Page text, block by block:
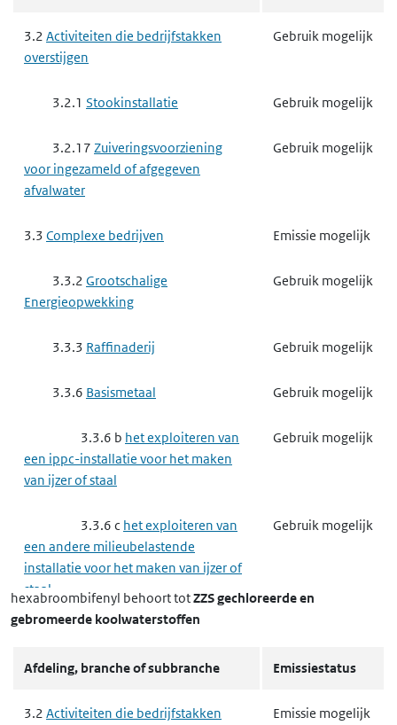
3.2 Activiteiten die bedrijfstakken
overstijgen
Gebruik mogelijk
3.2.1 Stookinstallatie Gebruik mogelijk
3.2.17 Zuiveringsvoorziening
voor ingezameld of afgegeven
afvalwater
Gebruik mogelijk
3.3 Complexe bedrijven Emissie mogelijk
3.3.2 Grootschalige
Energieopwekking
Gebruik mogelijk
3.3.3 Raffinaderij Gebruik mogelijk
3.3.6 Basismetaal Gebruik mogelijk
3.3.6 b het exploiteren van
een ippc-installatie voor het maken
van ijzer of staal
Gebruik mogelijk
3.3.6 c het exploiteren van
een andere milieubelastende
installatie voor het maken van ijzer of
staal
Gebruik mogelijk
hexabroombifenyl behoort totZZS gechloreerde en
gebromeerde koolwaterstoffen
Afdeling, branche of subbranche Emissiestatus
3.2 Activiteiten die bedrijfstakken
Emissie mogelijk